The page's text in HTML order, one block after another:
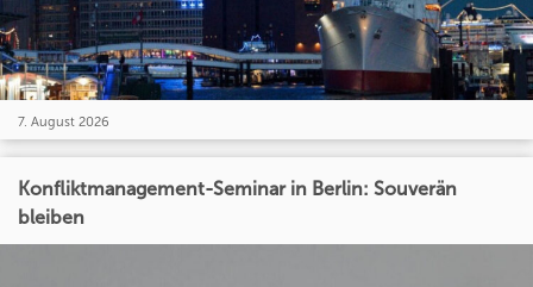
7. August 2026
Konfliktmanagement-Seminar in Berlin: Souverän
bleiben